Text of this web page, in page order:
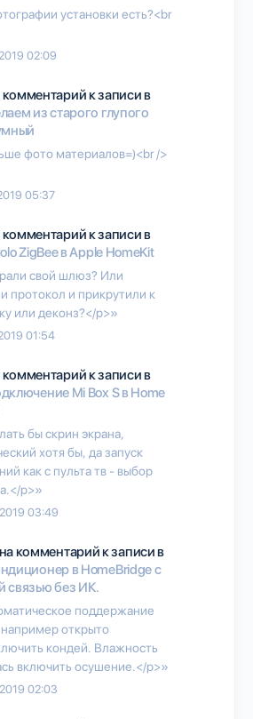
установки есть?<br
02:09
к записи в
из старого глупого
фото материалов=)<br />
05:37
к записи в
ZigBee в Apple HomeKit
свой шлюз? Или
протокол и прикрутили к
или деконз?</p>»
01:54
к записи в
Mi Box S в Home
бы скрин экрана,
хотя бы, да запуск
как с пульта тв - выбор
p>»
03:49
комментарий к записи в
в HomeBridge с
связью без ИК.
поддержание
открыто
кондей. Влажность
включить осушение.</p>»
02:03